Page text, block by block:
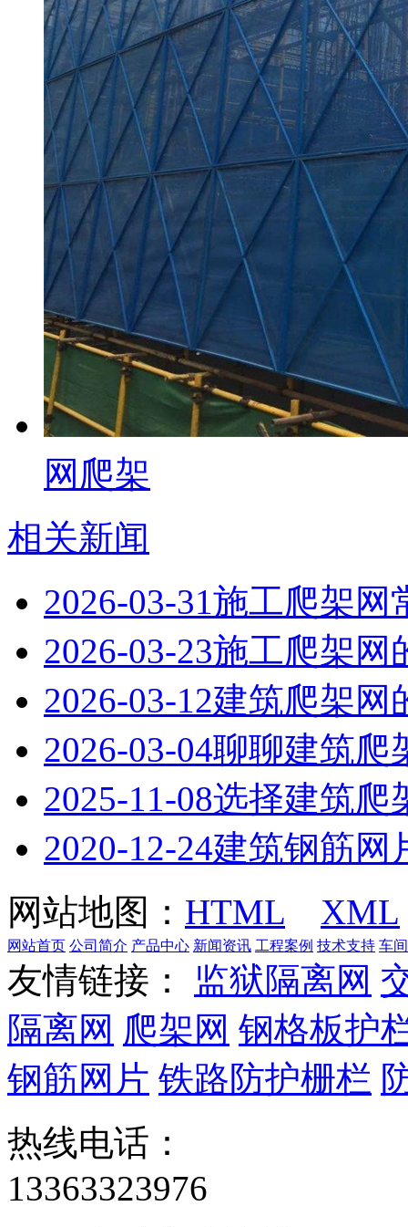
网爬架
相关新闻
2026-03-31施工爬架网
2026-03-23施工爬架网
2026-03-12建筑爬架网
2026-03-04聊聊建筑爬
2025-11-08选择建筑爬
2020-12-24建筑钢筋网
网站地图： HTML XML
网站首页 公司简介 产品中心 新闻资讯 工程案例 技术支持 车
友情链接： 监狱隔离网
隔离网 爬架网 钢格板护
钢筋网片 铁路防护栅栏
热线电话：
13363323976